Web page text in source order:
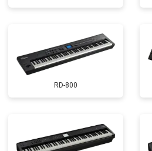
RD-800